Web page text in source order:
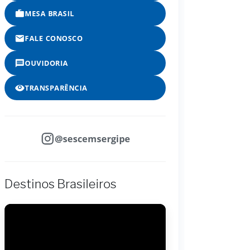
MESA BRASIL
FALE CONOSCO
OUVIDORIA
TRANSPARÊNCIA
@sescemsergipe
Destinos Brasileiros